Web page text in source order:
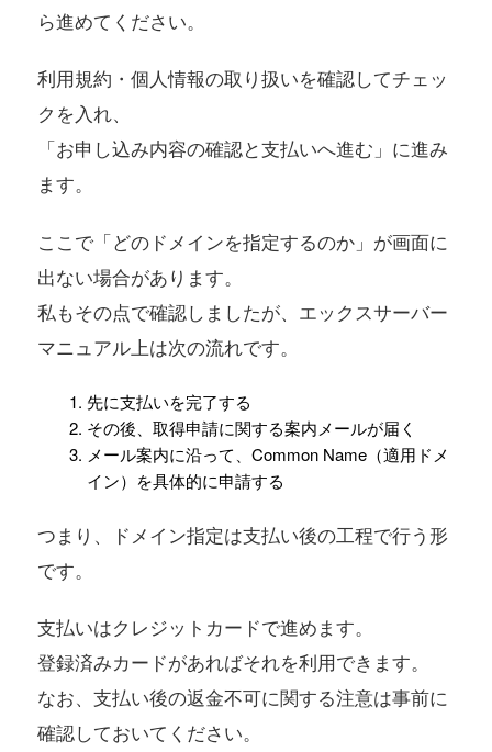
ら進めてください。
利用規約・個人情報の取り扱いを確認してチェッ
クを入れ、
「お申し込み内容の確認と支払いへ進む」に進み
ます。
ここで「どのドメインを指定するのか」が画面に
出ない場合があります。
私もその点で確認しましたが、エックスサーバー
マニュアル上は次の流れです。
先に支払いを完了する
その後、取得申請に関する案内メールが届く
メール案内に沿って、Common Name（適用ドメ
イン）を具体的に申請する
つまり、ドメイン指定は支払い後の工程で行う形
です。
支払いはクレジットカードで進めます。
登録済みカードがあればそれを利用できます。
なお、支払い後の返金不可に関する注意は事前に
確認しておいてください。